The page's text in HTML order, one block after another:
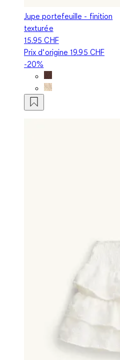
Jupe portefeuille - finition
texturée
15.95 CHF
Prix d‘origine19.95 CHF
-20%